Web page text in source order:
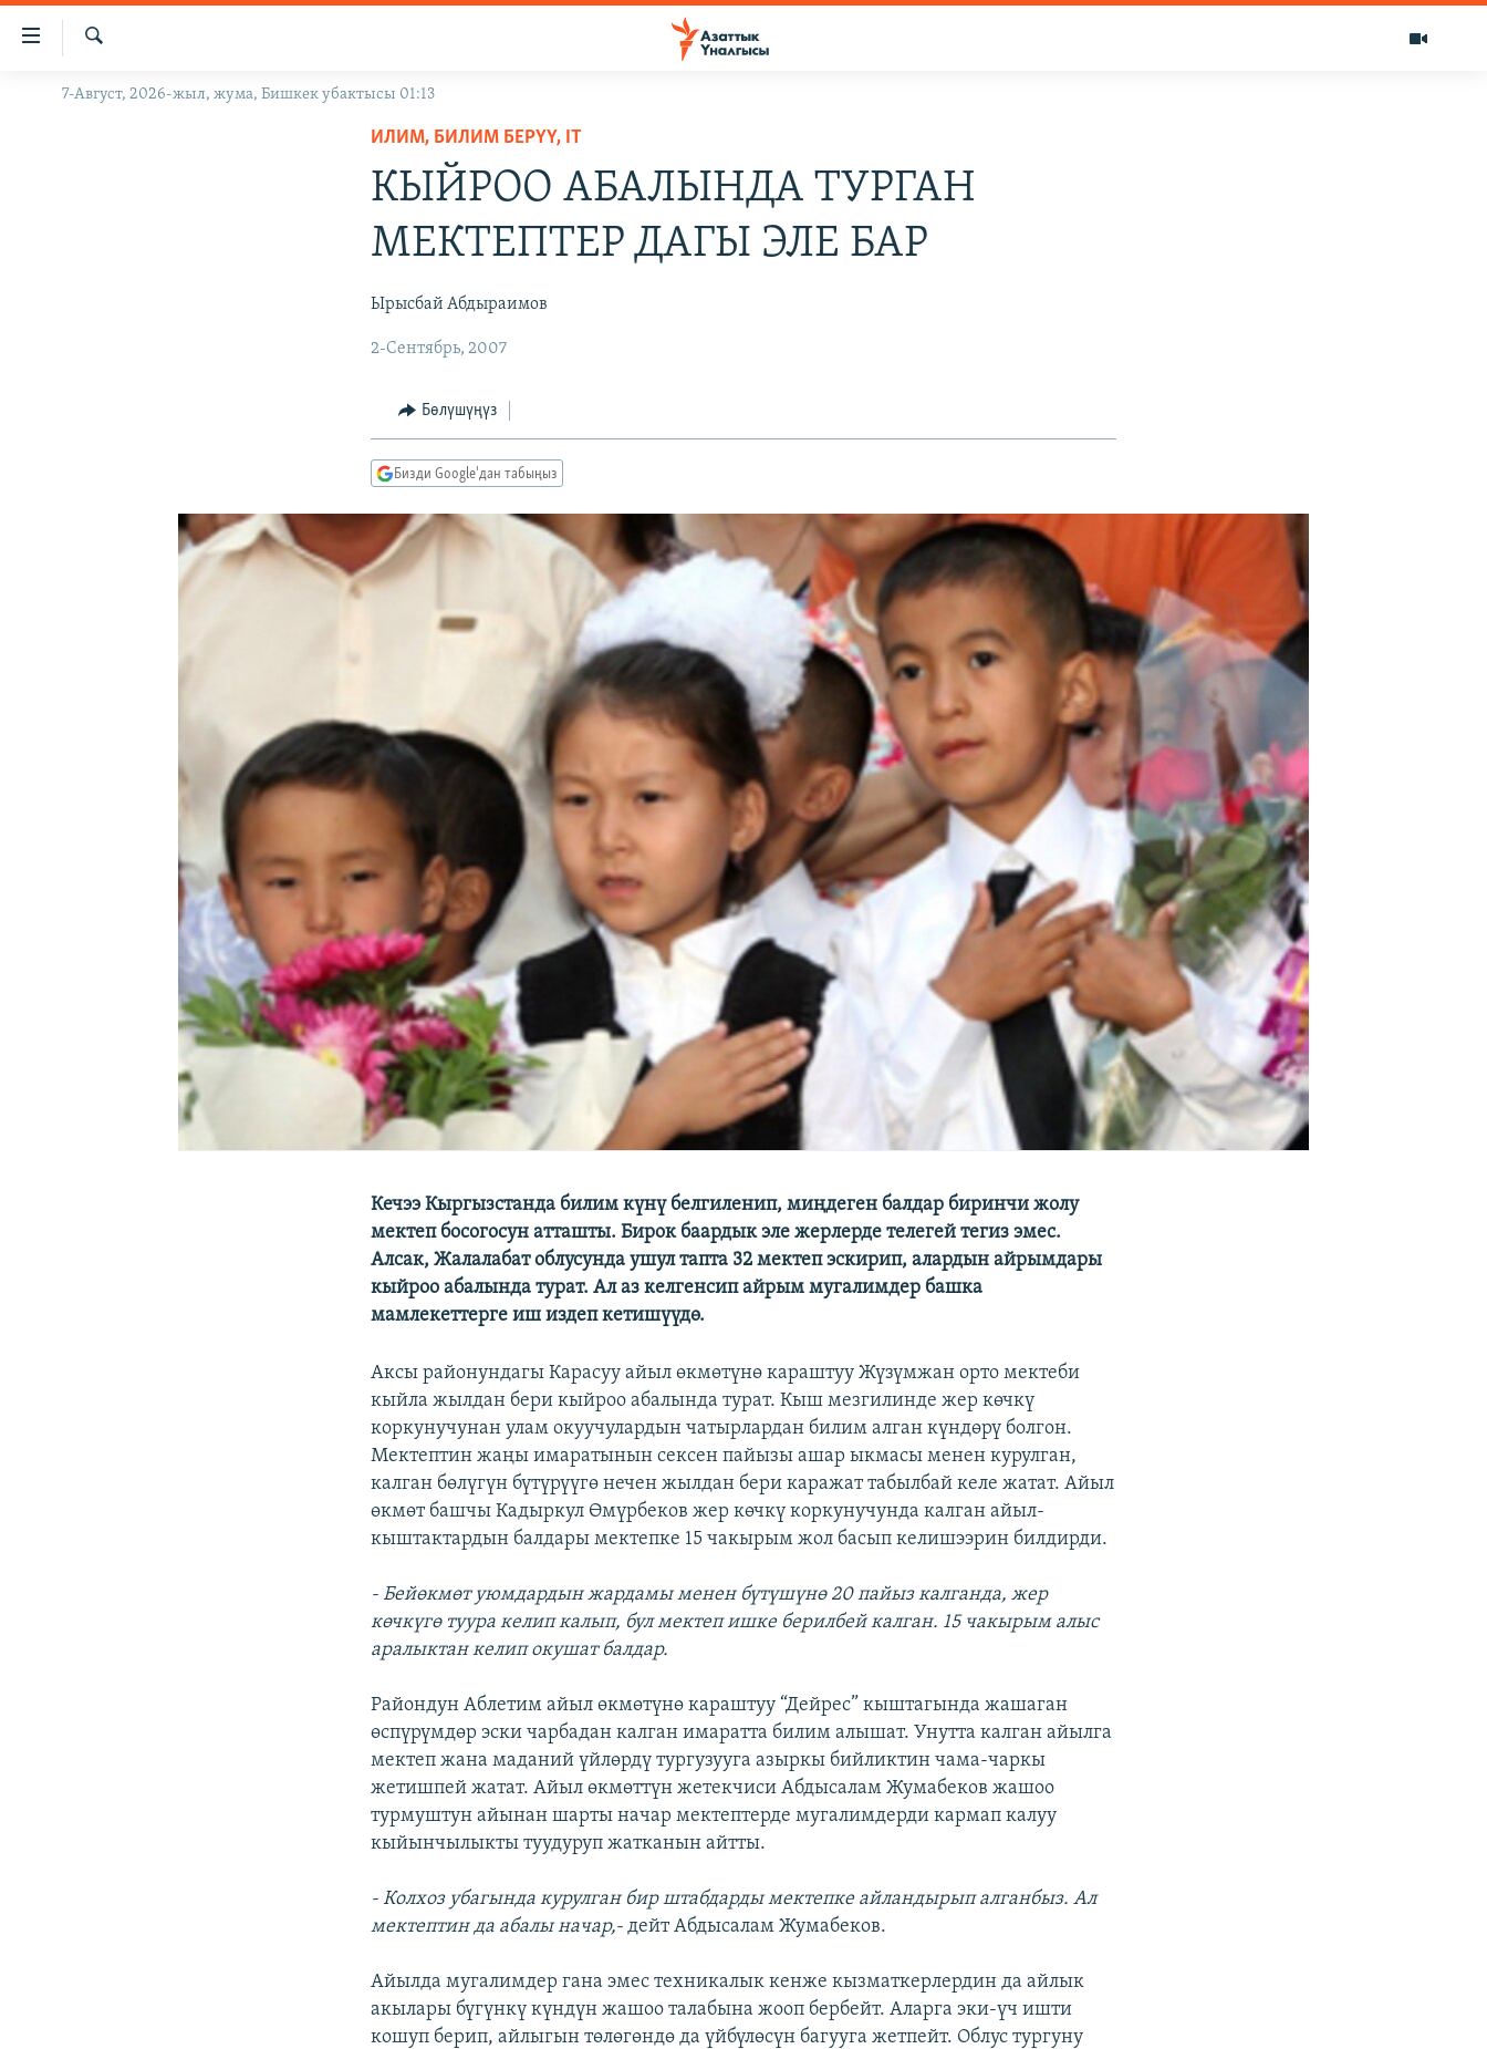
Линктер
Мазмунга
Навигацияга
ЖАҢЫЛЫКТАР
ЫҢГАЙСЫЗ СУРООЛОР
Издөө
7-Август, 2026-жыл, жума, Бишкек убактысы 01:13
ИЛИМ, БИЛИМ БЕРҮҮ, IT
КЫЙРОО АБАЛЫНДА ТУРГАН
МЕКТЕПТЕР ДАГЫ ЭЛЕ БАР
Ырысбай Абдыраимов
2-Сентябрь, 2007
Бөлүшүңүз
Бизди Google'дан табыңыз
Кечээ Кыргызстанда билим күнү белгиленип, миңдеген балдар биринчи жолу
мектеп босогосун атташты. Бирок баардык эле жерлерде телегей тегиз эмес.
Алсак, Жалалабат облусунда ушул тапта 32 мектеп эскирип, алардын айрымдары
кыйроо абалында турат. Ал аз келгенсип айрым мугалимдер башка
мамлекеттерге иш издеп кетишүүдө.
Аксы районундагы Карасуу айыл өкмөтүнө караштуу Жүзүмжан орто мектеби
кыйла жылдан бери кыйроо абалында турат. Кыш мезгилинде жер көчкү
коркунучунан улам окуучулардын чатырлардан билим алган күндөрү болгон.
Мектептин жаңы имаратынын сексен пайызы ашар ыкмасы менен курулган,
калган бөлүгүн бүтүрүүгө нечен жылдан бери каражат табылбай келе жатат. Айыл
өкмөт башчы Кадыркул Өмүрбеков жер көчкү коркунучунда калган айыл-
кыштактардын балдары мектепке 15 чакырым жол басып келишээрин билдирди.
- Бейөкмөт уюмдардын жардамы менен бүтүшүнө 20 пайыз калганда, жер
көчкүгө туура келип калып, бул мектеп ишке берилбей калган. 15 чакырым алыс
аралыктан келип окушат балдар.
Райондун Аблетим айыл өкмөтүнө караштуу “Дейрес” кыштагында жашаган
өспүрүмдөр эски чарбадан калган имаратта билим алышат. Унутта калган айылга
мектеп жана маданий үйлөрдү тургузууга азыркы бийликтин чама-чаркы
жетишпей жатат. Айыл өкмөттүн жетекчиси Абдысалам Жумабеков жашоо
турмуштун айынан шарты начар мектептерде мугалимдерди кармап калуу
кыйынчылыкты туудуруп жатканын айтты.
- Колхоз убагында курулган бир штабдарды мектепке айландырып алганбыз. Ал
мектептин да абалы начар,-дейт Абдысалам Жумабеков.
Айылда мугалимдер гана эмес техникалык кенже кызматкерлердин да айлык
акылары бүгүнкү күндүн жашоо талабына жооп бербейт. Аларга эки-үч ишти
кошуп берип, айлыгын төлөгөндө да үйбүлөсүн багууга жетпейт. Облус тургуну